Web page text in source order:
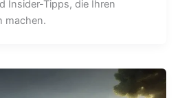
Insider-Tipps, die Ihren
machen.